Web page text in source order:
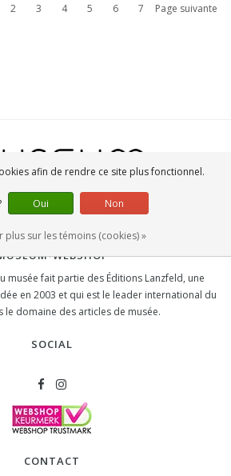
2 3 4 5 6 7 Page suivante
WEBSHOP
musée fait partie des Éditions Lanzfeld, une
en 2003 et qui est le leader international du
le domaine des articles de musée.
SOCIAL
CONTACT
afin de rendre ce site plus fonctionnel.
Oui Non
plus sur les témoins (cookies) »